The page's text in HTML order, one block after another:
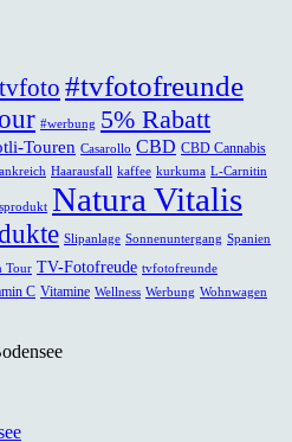
#tvfotofreunde
#werbung 5% Rabatt
Touren Casarollo CBD CBD Cannabis
Haarausfall kaffee kurkuma L-Carnitin
Natura Vitalis
Slipanlage Sonnenuntergang Spanien
Tour TV-Fotofreude tvfotofreunde
C Vitamine Wellness Werbung Wohnwagen